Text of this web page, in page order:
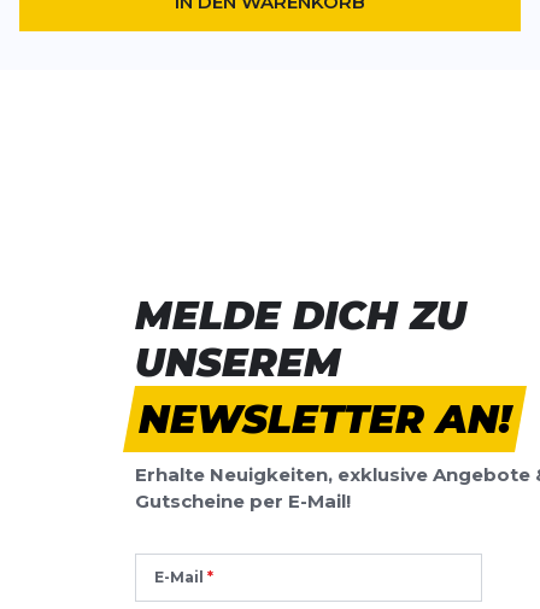
MELDE DICH ZU
UNSEREM
NEWSLETTER AN!
Erhalte Neuigkeiten, exklusive Angebote
Gutscheine per E-Mail!
E-Mail